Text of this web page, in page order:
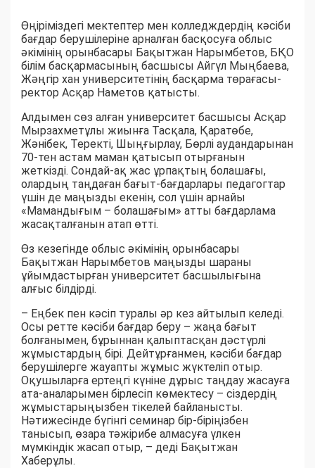
Өңіріміздегі мектептер мен колледждердің кәсіби
бағдар берушілеріне арналған басқосуға облыс
әкімінің орынбасары Бақытжан Нарымбетов, БҚО
білім басқармасының басшысы Айгүл Мыңбаева,
Жәңгір хан университетінің басқарма төрағасы-
ректор Асқар Наметов қатысты.
Алдымен сөз алған университет басшысы Асқар
Мырзахметұлы жиынға Тасқала, Қаратөбе,
Жәнібек, Теректі, Шыңғырлау, Бөрлі аудандарынан
70-тен астам маман қатысып отырғанын
жеткізді. Сондай-ақ жас ұрпақтың болашағы,
олардың таңдаған бағыт-бағдарлары педагогтар
үшін де маңызды екенін, сол үшін арнайы
«Мамандығым – болашағым» атты бағдарлама
жасақталғанын атап өтті.
Өз кезегінде облыс әкімінің орынбасары
Бақытжан Нарымбетов маңызды шараны
ұйымдастырған университет басшылығына
алғыс білдірді.
– Еңбек пен кәсіп туралы әр кез айтылып келеді.
Осы ретте кәсіби бағдар беру – жаңа бағыт
болғанымен, бұрыннан қалыптасқан дәстүрлі
жұмыстардың бірі. Дейтұрғанмен, кәсіби бағдар
берушілерге жауапты жұмыс жүктеліп отыр.
Оқушыларға ертеңгі күніне дұрыс таңдау жасауға
ата-аналарымен бірлесіп көмектесу – сіздердің
жұмыстарыңызбен тікелей байланысты.
Нәтижесінде бүгінгі семинар бір-біріңізбен
танысып, өзара тәжірибе алмасуға үлкен
мүмкіндік жасап отыр, – деді Бақытжан
Хаберұлы.